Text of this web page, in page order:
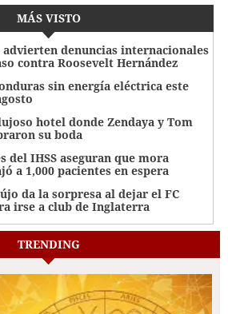
MÁS VISTO
denuncias internacionales
contra Roosevelt Hernández
sin energía eléctrica este
hotel donde Zendaya y Tom
su boda
del IHSS aseguran que mora
a 1,000 pacientes en espera
da la sorpresa al dejar el FC
irse a club de Inglaterra
TRENDING